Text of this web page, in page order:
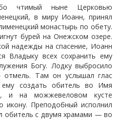
чтимый ныне Церковью
в миру Иоанн, принял
монастырь по обету.
бурей на Онежском озере.
надежды на спасение, Иоанн
Владыку всех сохранить ему
Богу. Лодку выбросило
отмель. Там он услышал глас
ему создать обитель во Имя
и на можжевеловом кусте
икону. Преподобный исполнил
обитель с двумя храмами — во